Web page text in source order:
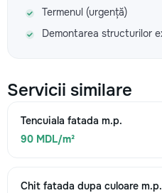
Termenul (urgență)
Demontarea structurilor
Servicii similare
Tencuiala fatada m.p.
90 MDL/m²
Chit fatada dupa culoare m.p.